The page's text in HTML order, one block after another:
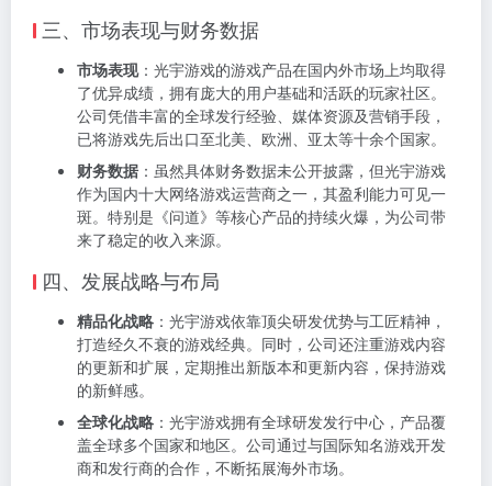
三、市场表现与财务数据
市场表现：光宇游戏的游戏产品在国内外市场上均取得
了优异成绩，拥有庞大的用户基础和活跃的玩家社区。
公司凭借丰富的全球发行经验、媒体资源及营销手段，
已将游戏先后出口至北美、欧洲、亚太等十余个国家。
财务数据 ：虽然具体财务数据未公开披露，但光宇游戏
作为国内十大网络游戏运营商之一，其盈利能力可见一
斑。特别是《问道》等核心产品的持续火爆，为公司带
来了稳定的收入来源。
四、发展战略与布局
精品化战略 ：光宇游戏依靠顶尖研发优势与工匠精神，
打造经久不衰的游戏经典。同时，公司还注重游戏内容
的更新和扩展，定期推出新版本和更新内容，保持游戏
的新鲜感。
全球化战略 ：光宇游戏拥有全球研发发行中心，产品覆
盖全球多个国家和地区。公司通过与国际知名游戏开发
商和发行商的合作，不断拓展海外市场。